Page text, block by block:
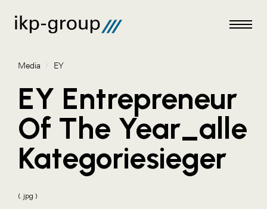
Meldungen
Media
Amazon Web Services
Media / EY
EY Entrepreneur
Of The Year_alle
Kategoriesieger
(. jpg )